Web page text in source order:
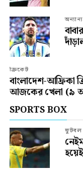
অন্যান্য
ক্রিকেট
বাংলাদেশ-আফ্রিকা
আজকের খেলা (৯
SPORTS BOX
ফুটবল